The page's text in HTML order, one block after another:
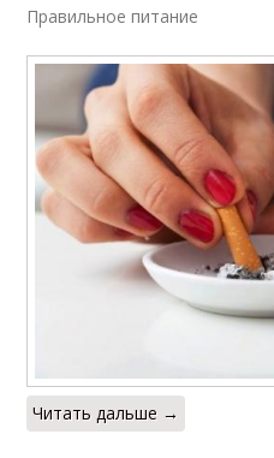
Правильное питание
Читать дальше →